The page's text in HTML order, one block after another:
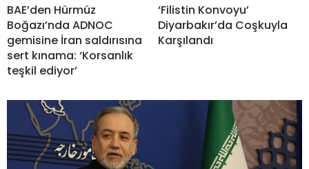
BAE’den Hürmüz
Boğazı’nda ADNOC
gemisine İran saldırısına
sert kınama: ‘Korsanlık
teşkil ediyor’
‘Filistin Konvoyu’
Diyarbakır’da Coşkuyla
Karşılandı